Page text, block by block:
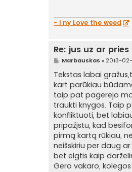
t
i
- i ny Love the weed
Re: jus uz ar
S
a
n
d
a
r
t
i
n
ė
Marbauskas » 2013-
Tekstas labai
kart parūkiau
taip pat pagerėjo
traukti knygos. Taip
konfliktuoti, bet
pripažįstu, kad
pirmą kartą rūkiau,
neišskiriu per daug
bet elgtis kaip
Gero vakaro, kolegos